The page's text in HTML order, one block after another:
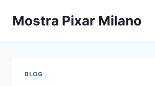
Mostra Pixar Milano
BLOG